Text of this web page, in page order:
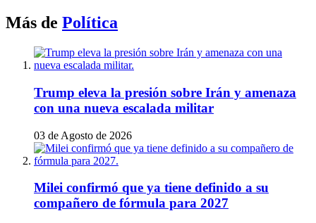
Más de Política
Trump eleva la presión sobre Irán y amenaza
con una nueva escalada militar
03 de Agosto de 2026
Milei confirmó que ya tiene definido a su
compañero de fórmula para 2027